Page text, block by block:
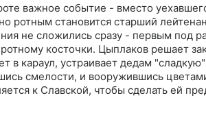
важное событие - вместо
ротным становится старший
не сложились сразу - первым под
косточки. Цыплаков решает
в караул, устраивает дедам
смелости, и вооружившись
к Славской, чтобы сделать ей
Но не тут то было! На следующий день